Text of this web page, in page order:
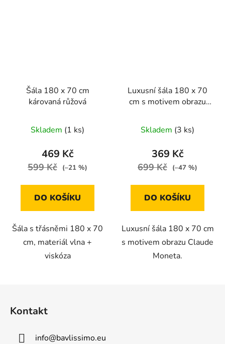
Šála 180 x 70 cm
károvaná růžová
Skladem (1 ks)
469 Kč
599 Kč (–21 %)
DO KOŠÍKU
Šála s třásněmi 180 x 70
cm, materiál vlna +
viskóza
Luxusní šála 180 x 70
cm s motivem obrazu
Skladem (3 ks)
369 Kč
699 Kč (–47 %)
DO KOŠÍKU
Luxusní šála 180 x 70 cm
s motivem obrazu Claude
Moneta.
Kontakt
info@bavlissimo.eu